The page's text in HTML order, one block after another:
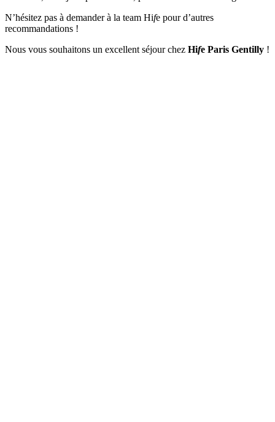
N’hésitez pas à demander à la team Hife pour d’autres
recommandations !
Nous vous souhaitons un excellent séjour chez Hife Paris Gentilly !